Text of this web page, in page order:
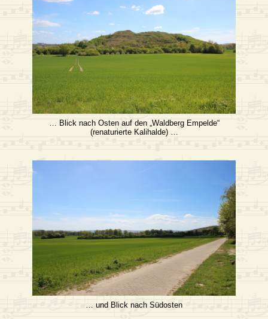
… Blick nach Osten auf den „Waldberg Empelde“
(renaturierte Kalihalde) …
… und Blick nach Südosten